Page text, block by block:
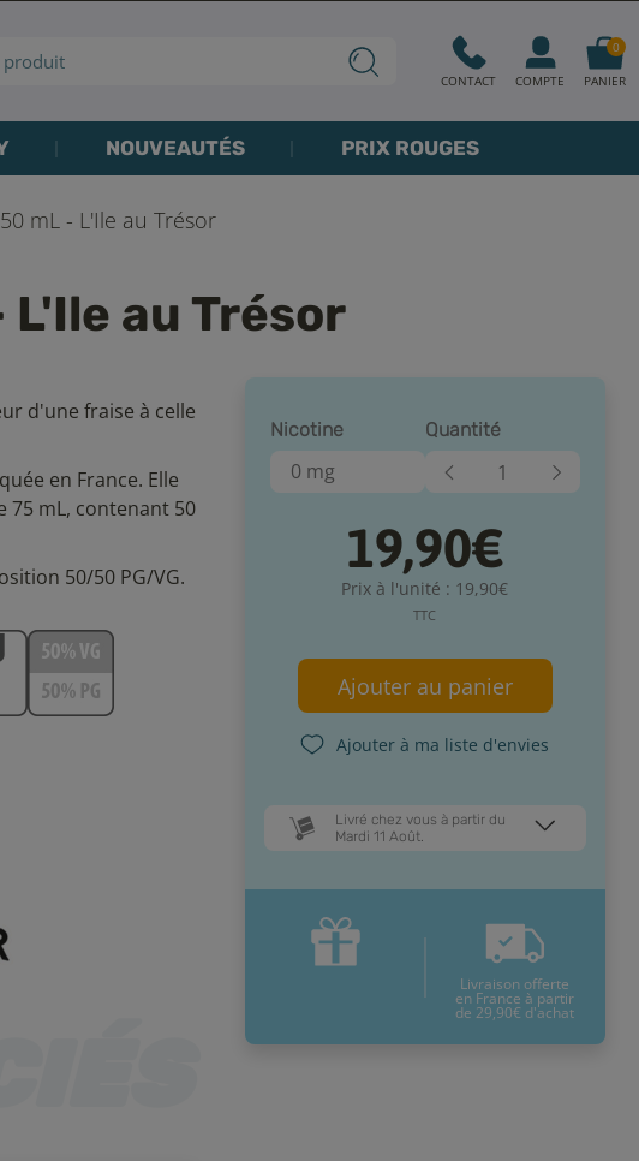
CONTACT COMPTE PANIER
0
NOUVEAUTÉS PRIX ROUGES
mL - L'Ile au Trésor
au Trésor
d'une fraise à celle
en France. Elle
75 mL, contenant 50
50/50 PG/VG.
Nicotine
0 mg
Quantité
19,90€
Prix à l'unité : 19,90€
TTC
Ajouter au panier
Ajouter à ma liste d'envies
Livré chez vous à partir du
Mardi 11 Août.
Jeudi 13 Août Mardi 11 Août
* Pour une livraison en France
+ d'infos
Livraison offerte
en France à partir
de 29,90€ d'achat